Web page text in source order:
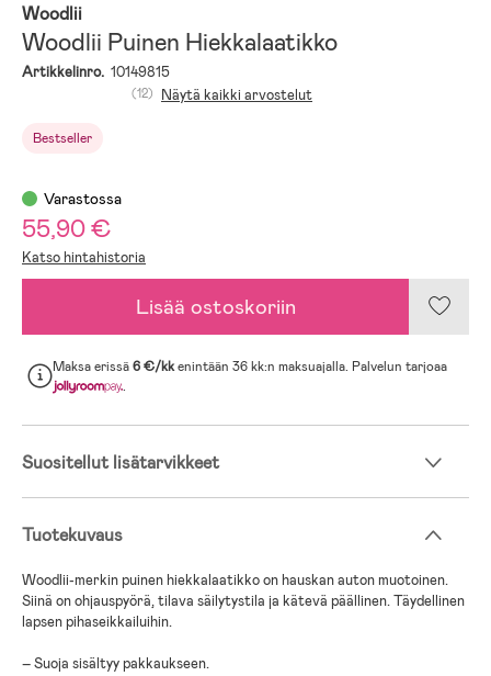
Woodlii
Woodlii Puinen Hiekkalaatikko
Artikkelinro. 10149815
Bestseller
(12) Näytä kaikki arvostelut
Varastossa
55,90 €
Katso hintahistoria
Lisää ostoskoriin
Maksa erissä6 €/kkenintään 36 kk:n maksuajalla. Palvelun tarjoaa
.
Suositellut lisätarvikkeet
Tuotekuvaus
Woodlii-merkin puinen hiekkalaatikko on hauskan auton muotoinen.
Siinä on ohjauspyörä, tilava säilytystila ja kätevä päällinen. Täydellinen
lapsen pihaseikkailuihin.
– Suoja sisältyy pakkaukseen.